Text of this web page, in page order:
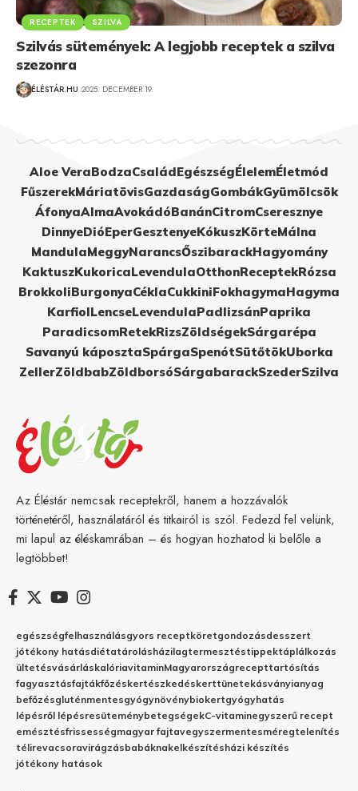
RECEPTEK SZILVA
Szilvás sütemények: A legjobb receptek a szilva
szezonra
ÉLÉSTÁR.HU 2025. DECEMBER 19.
Aloe VeraBodzaCsaládEgészségÉlelemÉletmód
FűszerekMáriatövisGazdaságGombákGyümölcsök
ÁfonyaAlmaAvokádóBanánCitromCseresznye
DinnyeDióEperGesztenyeKókuszKörteMálna
MandulaMeggyNarancsŐszibarackHagyomány
KaktuszKukoricaLevendulaOtthonReceptekRózsa
BrokkoliBurgonyaCéklaCukkiniFokhagymaHagyma
KarfiolLencseLevendulaPadlizsánPaprika
ParadicsomRetekRizsZöldségekSárgarépa
Savanyú káposztaSpárgaSpenótSütőtökUborka
ZellerZöldbabZöldborsóSárgabarackSzederSzilva
Az Éléstár nemcsak receptekről, hanem a hozzávalók
történetéről, használatáról és titkairól is szól. Fedezd fel velünk,
mi lapul az éléskamrában – és hogyan hozhatod ki belőle a
legtöbbet!
egészségfelhasználásgyors receptköretgondozásdesszert
jótékony hatásdiétatárolásházilagtermesztéstippektáplálkozás
ültetésvásárláskalóriavitaminMagyarországrecepttartósítás
fagyasztásfajtákfőzéskertészkedéskerttünetekásványianyag
befőzésgluténmentesgyógynövénybiokertgyógyhatás
lépésről lépésresüteménybetegségekC-vitaminegyszerű recept
emésztésfrissességmagyar fajtavegyszermentesméregtelenítés
télirevacsoravirágzásbabáknakelkészítésházi készítés
jótékony hatások